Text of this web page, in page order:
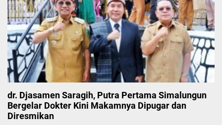
dr. Djasamen Saragih, Putra Pertama Simalungun
Bergelar Dokter Kini Makamnya Dipugar dan
Diresmikan